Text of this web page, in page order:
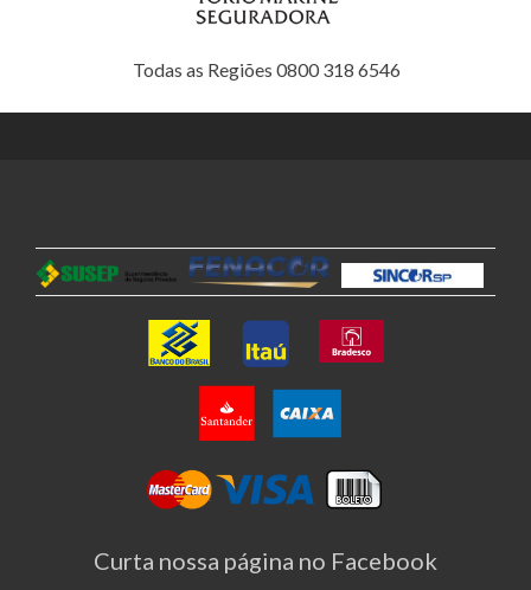
Todas as Regiões 0800 318 6546
Curta nossa página no Facebook